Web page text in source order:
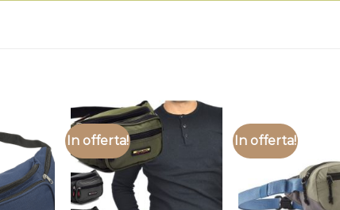
In offerta! In offerta!